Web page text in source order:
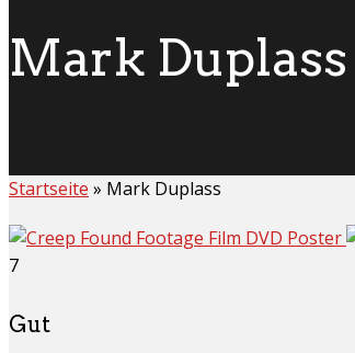
Mark Duplass
Startseite » Mark Duplass
7
Gut